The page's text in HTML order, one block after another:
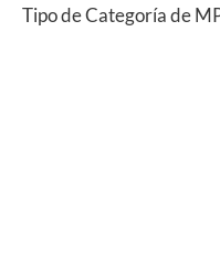
Tipo de Categoría de